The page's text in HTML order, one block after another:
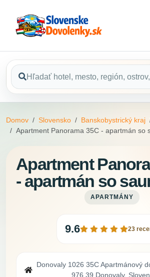
Domov Slovensko Banskobystrický kraj
Apartment Panorama 35C - apartmán so
Apartment
- apartmán so
APARTMÁNY
9.6 23
Donovaly 1026 35C Apartmánový
976 39 Donovaly,